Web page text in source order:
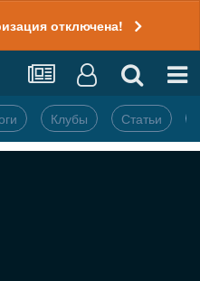
отключена!
Клубы Статьи